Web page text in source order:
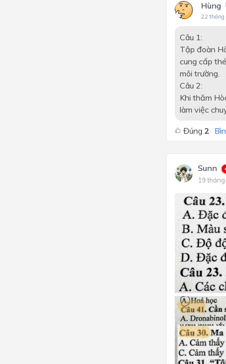
Hùng
22
Câu 1:
Tập đoàn
cung cấp
môi trường.
Câu 2:
Khi thăm
làm việc
Đúng2
Sunn
19